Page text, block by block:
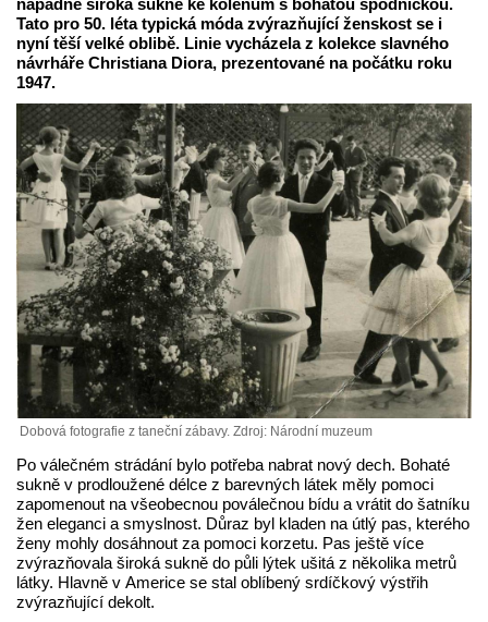
napadne široká sukně ke kolenům s bohatou spodničkou.
Tato pro 50. léta typická móda zvýrazňující ženskost se i
nyní těší velké oblibě. Linie vycházela z kolekce slavného
návrháře Christiana Diora, prezentované na počátku roku
1947.
Dobová fotografie z taneční zábavy. Zdroj: Národní muzeum
Po válečném strádání bylo potřeba nabrat nový dech. Bohaté
sukně v prodloužené délce z barevných látek měly pomoci
zapomenout na všeobecnou poválečnou bídu a vrátit do šatníku
žen eleganci a smyslnost. Důraz byl kladen na útlý pas, kterého
ženy mohly dosáhnout za pomoci korzetu. Pas ještě více
zvýrazňovala široká sukně do půli lýtek ušitá z několika metrů
látky. Hlavně v Americe se stal oblíbený srdíčkový výstřih
zvýrazňující dekolt.